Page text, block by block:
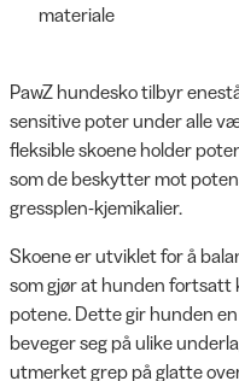
materiale
PawZ hundesko tilbyr
sensitive poter under alle
fleksible skoene holder
som de beskytter mot
gressplen-kjemikalier.
Skoene er utviklet for å
som gjør at hunden fortsatt
potene. Dette gir hunden
beveger seg på ulike
utmerket grep på glatte